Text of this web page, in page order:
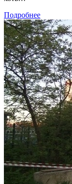
Подробнее